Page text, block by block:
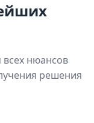
всех нюансов
решения